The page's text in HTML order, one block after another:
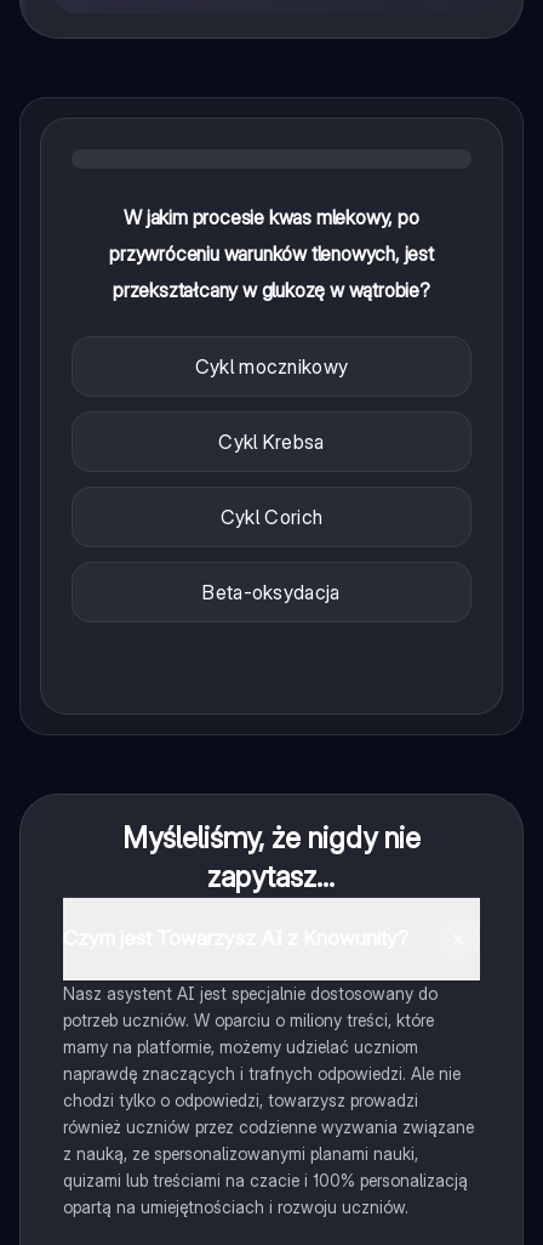
W jakim procesie kwas mlekowy, po
przywróceniu warunków tlenowych, jest
przekształcany w glukozę w wątrobie?
Cykl mocznikowy
Cykl Krebsa
Cykl Corich
Beta-oksydacja
Myśleliśmy, że nigdy nie
zapytasz...
Nasz asystent AI jest specjalnie dostosowany do
potrzeb uczniów. W oparciu o miliony treści, które
mamy na platformie, możemy udzielać uczniom
naprawdę znaczących i trafnych odpowiedzi. Ale nie
chodzi tylko o odpowiedzi, towarzysz prowadzi
również uczniów przez codzienne wyzwania związane
z nauką, ze spersonalizowanymi planami nauki,
quizami lub treściami na czacie i 100% personalizacją
opartą na umiejętnościach i rozwoju uczniów.